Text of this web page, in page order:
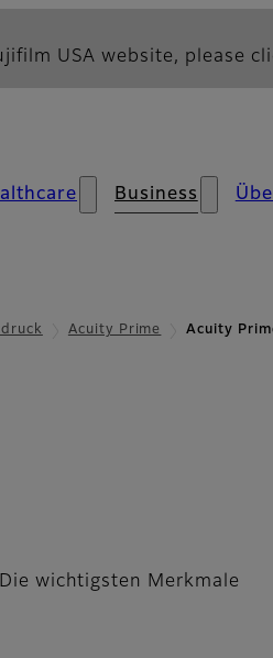
USA website, please
Business
Acuity Prime Acuity
Die wichtigsten Merkmale